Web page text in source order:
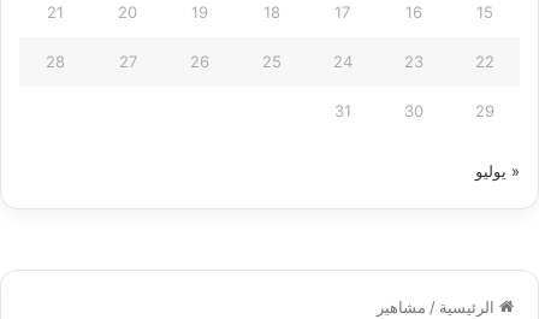
15
16
17
18
19
20
21
22
23
24
25
26
27
28
29
30
31
« يوليو